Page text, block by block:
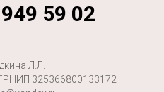
59 02
Л.Л.
325366800133172